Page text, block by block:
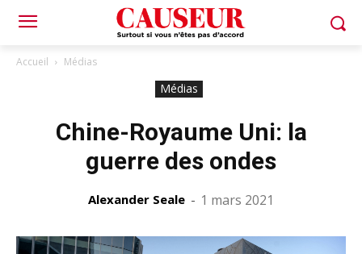
Accueil Médias
Médias
Chine-Royaume Uni: la
guerre des ondes
Alexander Seale - 1 mars 2021